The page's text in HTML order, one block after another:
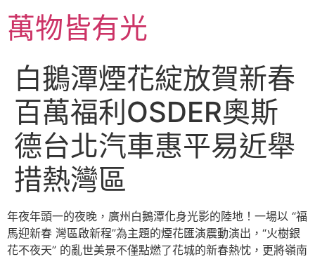
主萬物皆有光
白鵝潭煙花綻放賀新春
百萬福利OSDER奧斯
德台北汽車惠平易近舉
措熱灣區
年夜年頭一的夜晚，廣州白鵝潭化身光影的陸地！一場以 “福
馬迎新春 灣區啟新程”為主題的煙花匯演震動演出，“火樹銀
花不夜天” 的亂世美景不僅點燃了花城的新春熱忱，更將嶺南